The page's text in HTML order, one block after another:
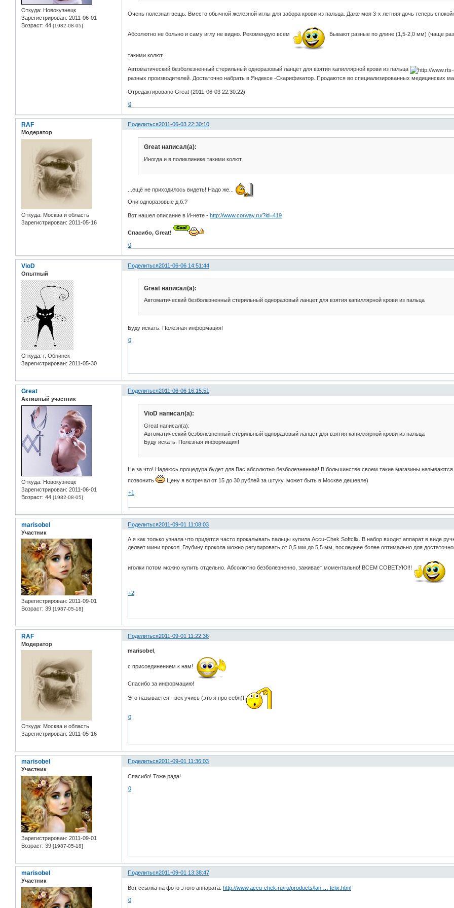
Откуда: Новокузнецк
Зарегистрирован: 2011-06-01
Возраст: 44 [1982-08-05]
Очень полезная вещь. Вместо обычной железной иглы для забора крови из пальца. Даже моя 3-х летняя дочь теперь
Абсолютно не больно и саму иглу не видно. Рекомендую всем Бывают разные по длине (1,5-2,0 мм) (чаще
такими колют.
Автоматический безболезненный стерильный одноразовый ланцет для взятия капиллярной крови из пальца
разных производителей. Достаточно набрать в Яндексе -Скарификатор. Продаются во специализированных медицинских
Отредактировано Great (2011-06-03 22:30:22)
0
Поделиться2011-06-03 22:30:10
RAF
Модератор
Откуда: Москва и область
Зарегистрирован: 2011-05-16
Great написал(а):
Иногда и в поликлинике такими колют
...ещё не приходилось видеть! Надо же...
Они одноразовые д.б.?
Вот нашел описание в И-нете -http://www.corway.ru/?id=419
Спасибо, Great!
0
Поделиться2011-06-06 14:51:44
VioD
Опытный
Откуда: г. Обнинск
Зарегистрирован: 2011-05-30
Great написал(а):
Автоматический безболезненный стерильный одноразовый ланцет для взятия капиллярной крови из пальца
Буду искать. Полезная информация!
0
Поделиться2011-06-06 16:15:51
Great
Активный участник
Откуда: Новокузнецк
Зарегистрирован: 2011-06-01
Возраст: 44 [1982-08-05]
VioD написал(а):
Great написал(а):
Автоматический безболезненный стерильный одноразовый ланцет для взятия капиллярной крови из пальца
Буду искать. Полезная информация!
Не за что! Надеюсь процедура будет для Вас абсолютно безболезненная! В большинстве своем такие магазины
позвонить
Цену я встречал от 15 до 30 рублей за штуку, может быть в Москве дешевле)
+1
Поделиться2011-09-01 11:08:03
marisobel
Участник
Зарегистрирован: 2011-09-01
Возраст: 39 [1987-05-18]
А я как только узнала что придется часто прокалывать пальцы купила Accu-Chek Softclix. В набор входит аппарат в виде
делает мини прокол. Глубину прокола можно регулировать от 0,5 мм до 5,5 мм, последнее более оптимально для
иголки потом можно купить отдельно. Абсолютно безболезненно, заживает моментально! ВСЕМ СОВЕТУЮ!!!
+2
Поделиться2011-09-01 11:22:36
RAF
Модератор
Откуда: Москва и область
Зарегистрирован: 2011-05-16
marisobel
с присоединением к нам!
Спасибо за информацию!
Это называется - век учись (это я про себя)!
0
Поделиться2011-09-01 11:36:03
marisobel
Участник
Зарегистрирован: 2011-09-01
Возраст: 39 [1987-05-18]
Спасибо! Тоже рада!
0
Поделиться2011-09-01 13:38:47
marisobel
Участник
Вот ссылка на фото этого аппарата:http://www.accu-chek.ru/ru/products/lan … tclix.html
0